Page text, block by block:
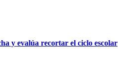
y evalúa recortar el ciclo escolar